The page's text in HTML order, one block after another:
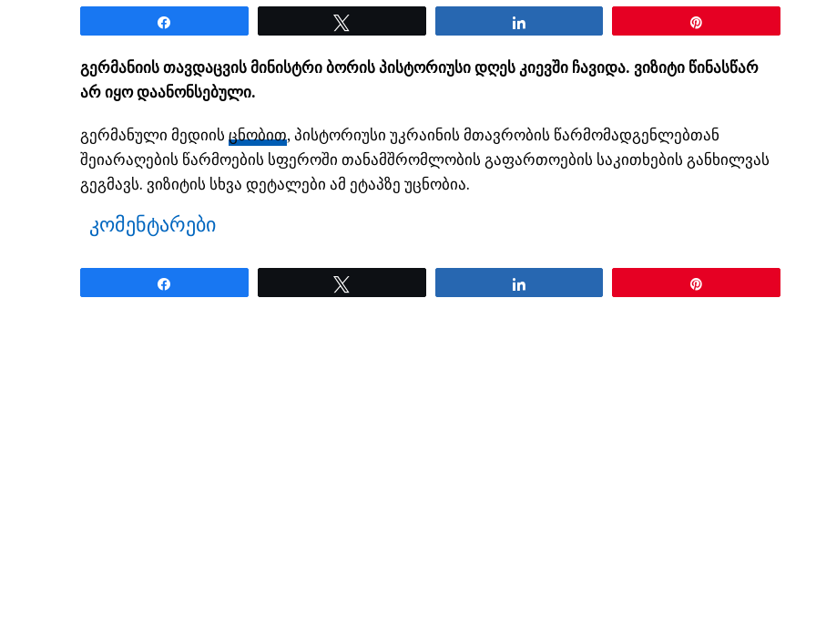
გერმანიის თავდაცვის მინისტრი ბორის პისტორიუსი დღეს კიევში ჩავიდა. ვიზიტი წინასწარ
არ იყო დაანონსებული.
გერმანული მედიის ცნობით, პისტორიუსი უკრაინის მთავრობის წარმომადგენლებთან
შეიარაღების წარმოების სფეროში თანამშრომლობის გაფართოების საკითხების განხილვას
გეგმავს. ვიზიტის სხვა დეტალები ამ ეტაპზე უცნობია.
კომენტარები